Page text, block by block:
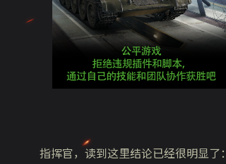
指挥官，读到这里结论已经很明显